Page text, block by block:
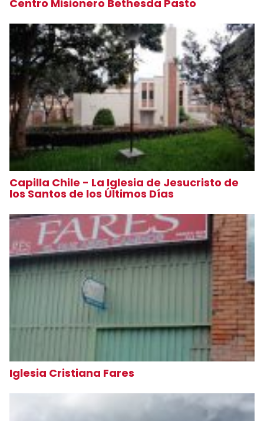
Centro Misionero Bethesda Pasto
Capilla Chile - La Iglesia de Jesucristo de
los Santos de los Últimos Días
Iglesia Cristiana Fares